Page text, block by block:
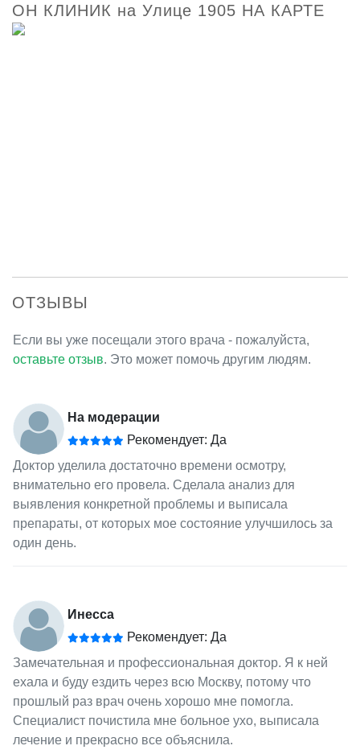
ОН КЛИНИК на Улице 1905 НА КАРТЕ
ОТЗЫВЫ
Если вы уже посещали этого врача - пожалуйста,
оставьте отзыв. Это может помочь другим людям.
На модерации
Рекомендует: Да
Доктор уделила достаточно времени осмотру,
внимательно его провела. Сделала анализ для
выявления конкретной проблемы и выписала
препараты, от которых мое состояние улучшилось за
один день.
Инесса
Рекомендует: Да
Замечательная и профессиональная доктор. Я к ней
ехала и буду ездить через всю Москву, потому что
прошлый раз врач очень хорошо мне помогла.
Специалист почистила мне больное ухо, выписала
лечение и прекрасно все объяснила.